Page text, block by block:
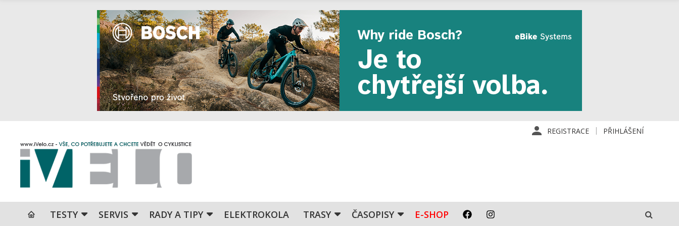
REGISTRACE PŘIHLÁŠENÍ
TESTY SERVIS RADY A TIPY ELEKTROKOLA TRASY ČASOPISY E-SHOP